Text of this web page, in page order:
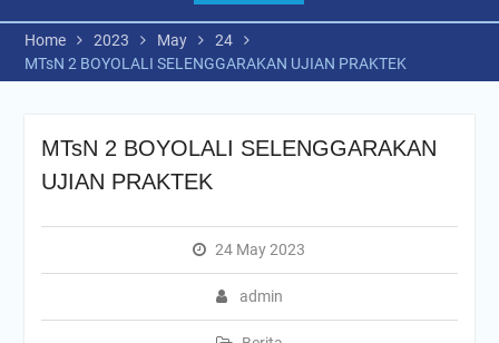
Home 2023 May
24
MTsN 2 BOYOLALI SELENGGARAKAN UJIAN PRAKTEK
MTsN 2 BOYOLALI SELENGGARAKAN
UJIAN PRAKTEK
24 May 2023
admin